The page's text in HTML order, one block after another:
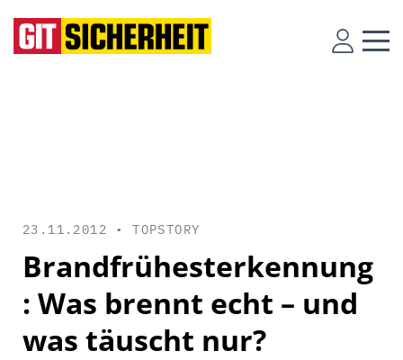
23.11.2012 •TOPSTORY
Brandfrühesterkennung
: Was brennt echt – und
was täuscht nur?